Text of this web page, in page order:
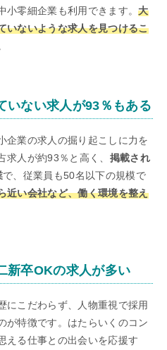
小零細企業も利用できます。大
いないような求人を見つけるこ
いない求人が93％もある
企業の求人の掘り起こしに力を
求人が約93％と高く、 掲載され
で、従業員も50名以下の規模で
近い会社など、働く環境を整え
新卒OKの求人が多い
にこだわらず、人物重視で採用
が特徴です。はたらいくのコン
える仕事との出会いを応援す